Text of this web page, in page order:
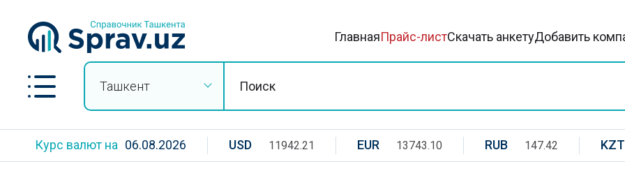
ГлавнаяПрайс-листСкачать анкетуДобавить
Ташкент
Курс валют на 06.08.2026 USD 11942.21 EUR 13743.10 RUB 147.42 KZT